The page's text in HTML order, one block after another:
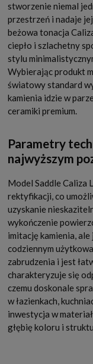
stworzenie niemal
przestrzeń i nadaje
beżowa tonacja
ciepło i szlachetny
stylu
Wybierając produkt
światowy standard
kamienia idzie w
ceramiki premium.
Parametry
najwyższym
Model Saddle Caliza
rektyfikacji, co
uzyskanie
wykończenie
imitację kamienia,
codziennym
zabrudzenia i jest
charakteryzuje się
czemu doskonale
w łazienkach,
inwestycja w
głębię koloru i